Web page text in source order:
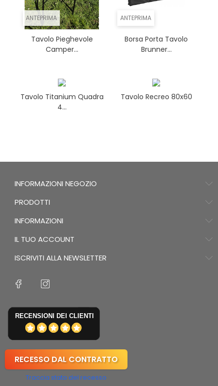
ANTEPRIMA
Tavolo Pieghevole
Camper...
ANTEPRIMA
Borsa Porta Tavolo
Brunner...
Tavolo Titanium Quadra
4...
Tavolo Recreo 80x60
INFORMAZIONI NEGOZIO
PRODOTTI
INFORMAZIONI
IL TUO ACCOUNT
ISCRIVITI ALLA NEWSLETTER
RECENSIONI DEI CLIENTI
RECESSO DAL CONTRATTO
Traccia stato del recesso